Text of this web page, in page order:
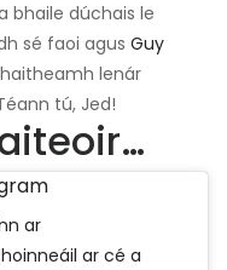
bhaile dúchais le
sé faoi agus Guy
lenár
tú, Jed!
ar
ar cé a